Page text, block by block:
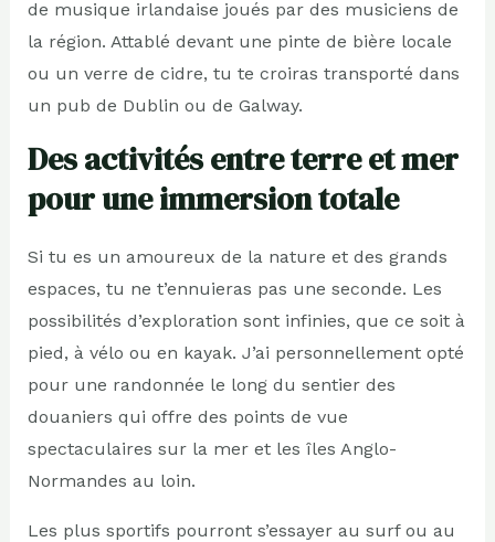
de musique irlandaise joués par des musiciens de
la région. Attablé devant une pinte de bière locale
ou un verre de cidre, tu te croiras transporté dans
un pub de Dublin ou de Galway.
Des activités entre terre et mer
pour une immersion totale
Si tu es un amoureux de la nature et des grands
espaces, tu ne t’ennuieras pas une seconde. Les
possibilités d’exploration sont infinies, que ce soit à
pied, à vélo ou en kayak. J’ai personnellement opté
pour une randonnée le long du sentier des
douaniers qui offre des points de vue
spectaculaires sur la mer et les îles Anglo-
Normandes au loin.
Les plus sportifs pourront s’essayer au surf ou au